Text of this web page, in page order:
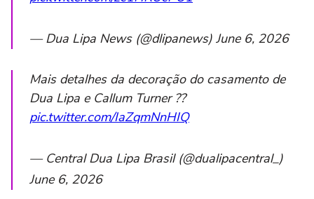
— Dua Lipa News (@dlipanews) June 6, 2026
Mais detalhes da decoração do casamento de
Dua Lipa e Callum Turner ??
pic.twitter.com/IaZqmNnHIQ
— Central Dua Lipa Brasil (@dualipacentral_)
June 6, 2026